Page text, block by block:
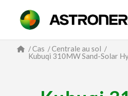
/Cas /Centrale au sol /
Kubuqi 310MW Sand-Solar